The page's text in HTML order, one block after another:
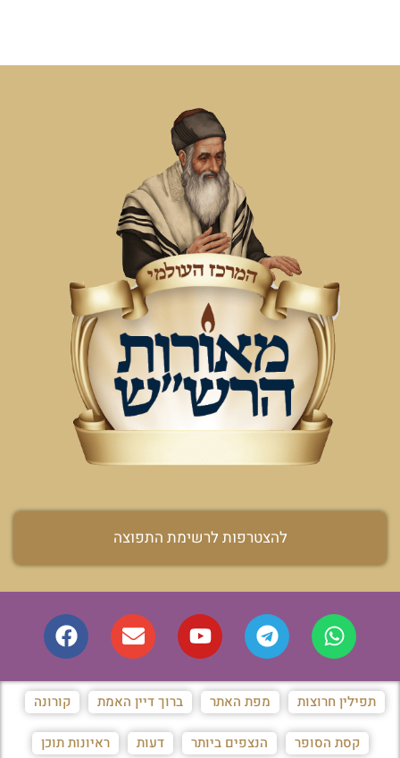
להצטרפות לרשימת התפוצה
תפילין חרוצות מפת האתר ברוך דיין האמת קורונה
קסת הסופר הנצפים ביותר דעות ראיונות תוכן